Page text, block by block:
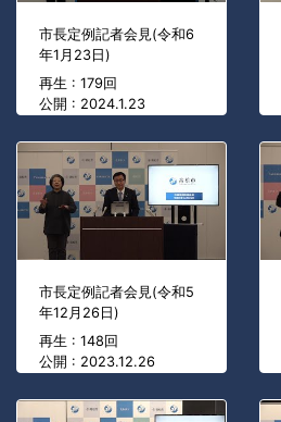
市長定例記者会見(令和6
年1月23日)
再生 : 179回
公開 : 2024.1.23
市長定例記者会見(令和5
年12月26日)
再生 : 148回
公開 : 2023.12.26